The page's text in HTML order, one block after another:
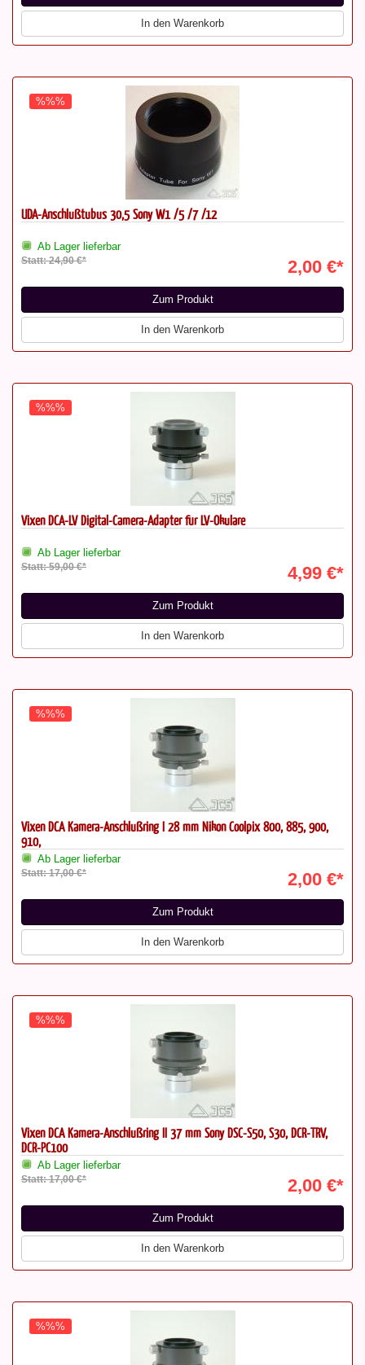
In den Warenkorb
%%%
UDA-Anschlußtubus 30,5 Sony W1 /5 /7 /12
Ab Lager lieferbar
Statt: 24,90 €* 2,00 €*
Zum Produkt
In den Warenkorb
%%%
Vixen DCA-LV Digital-Camera-Adapter für LV-Okulare
Ab Lager lieferbar
Statt: 59,00 €* 4,99 €*
Zum Produkt
In den Warenkorb
%%%
Vixen DCA Kamera-Anschlußring I 28 mm Nikon Coolpix 800, 885, 900,
910,
Ab Lager lieferbar
Statt: 17,00 €* 2,00 €*
Zum Produkt
In den Warenkorb
%%%
Vixen DCA Kamera-Anschlußring II 37 mm Sony DSC-S50, S30, DCR-TRV,
DCR-PC100
Ab Lager lieferbar
Statt: 17,00 €* 2,00 €*
Zum Produkt
In den Warenkorb
%%%